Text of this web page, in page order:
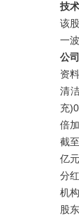
技
该
一
公
资
清
充
倍
截
亿
分
机
股